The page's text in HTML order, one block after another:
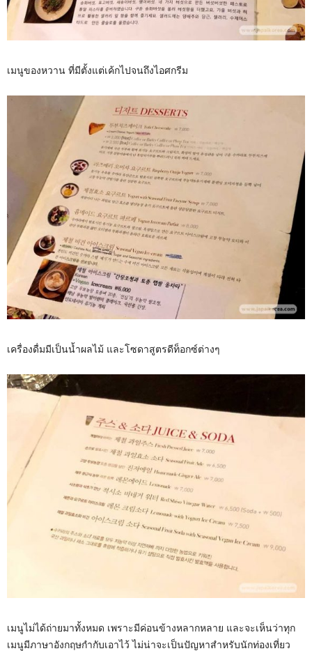
เมนูของหวาน ที่มีตั้งแต่เค้กไปจนถึงไอศกรีม
เครื่องดื่มมีเป็นน้ำผลไม้ และโซดาสูตรดีท็อกซ์ต่างๆ
เมนูไม่ได้ถ่ายมาทั้งหมด เพราะมีค่อนข้างหลากหลาย และจะเห็นว่าทุก
เมนูมีภาษาอังกฤษกำกับเอาไว้ ไม่น่าจะเป็นปัญหาสำหรับนักท่องเที่ยว